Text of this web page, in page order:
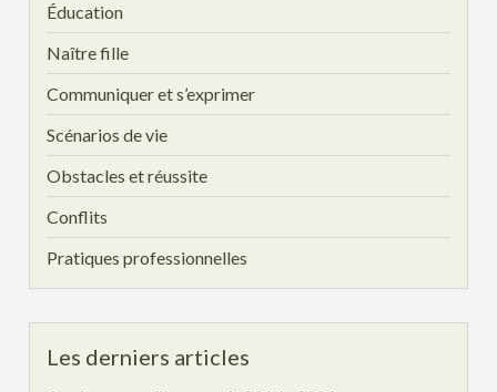
Éducation
Naître fille
Communiquer et s’exprimer
Scénarios de vie
Obstacles et réussite
Conflits
Pratiques professionnelles
Les derniers articles